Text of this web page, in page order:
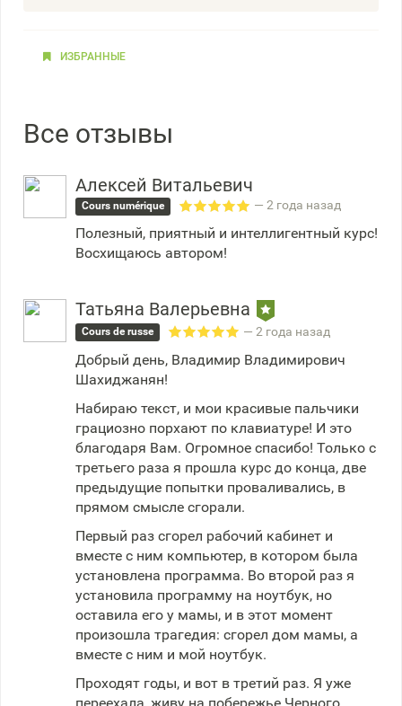
ИЗБРАННЫЕ
Все отзывы
Алексей Витальевич
Cours numérique — 2 года назад
Полезный, приятный и интеллигентный курс!
Восхищаюсь автором!
Татьяна Валерьевна
Cours de russe — 2 года назад
Добрый день, Владимир Владимирович
Шахиджанян!
Набираю текст, и мои красивые пальчики
грациозно порхают по клавиатуре! И это
благодаря Вам. Огромное спасибо! Только с
третьего раза я прошла курс до конца, две
предыдущие попытки проваливались, в
прямом смысле сгорали.
Первый раз сгорел рабочий кабинет и
вместе с ним компьютер, в котором была
установлена программа. Во второй раз я
установила программу на ноутбук, но
оставила его у мамы, и в этот момент
произошла трагедия: сгорел дом мамы, а
вместе с ним и мой ноутбук.
Проходят годы, и вот в третий раз. Я уже